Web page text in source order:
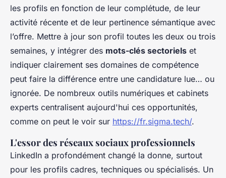
les profils en fonction de leur complétude, de leur
activité récente et de leur pertinence sémantique avec
l’offre. Mettre à jour son profil toutes les deux ou trois
semaines, y intégrer des mots-clés sectoriels et
indiquer clairement ses domaines de compétence
peut faire la différence entre une candidature lue… ou
ignorée. De nombreux outils numériques et cabinets
experts centralisent aujourd'hui ces opportunités,
comme on peut le voir sur https://fr.sigma.tech/.
L'essor des réseaux sociaux professionnels
LinkedIn a profondément changé la donne, surtout
pour les profils cadres, techniques ou spécialisés. Un